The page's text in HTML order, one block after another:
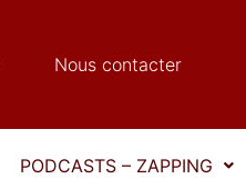
Nous contacter
PODCASTS – ZAPPING